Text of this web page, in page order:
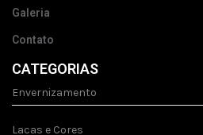
Galeria
Contato
CATEGORIAS
Envernizamento
Lacas e Cores